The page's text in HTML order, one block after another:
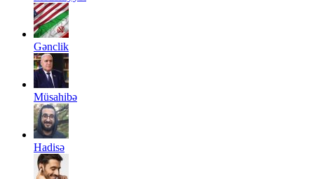
Gənclik
Müsahibə
Hadisə